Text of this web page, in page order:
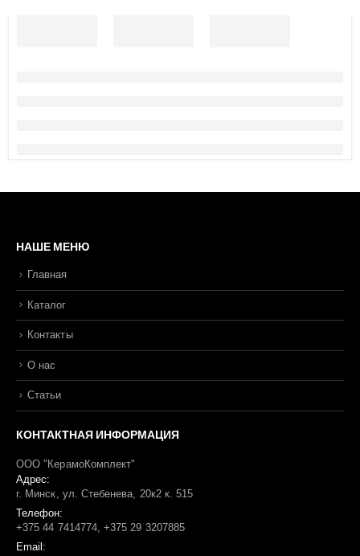
НАШЕ МЕНЮ
Главная
Каталог
Контакты
О нас
Статьи
КОНТАКТНАЯ ИНФОРМАЦИЯ
ООО "КерамоКомплект"
Адрес:
г. Минск, ул. Стебенева, 20к2 к. 515
Телефон:
+375 44 7414774, +375 29 3207885
Email: